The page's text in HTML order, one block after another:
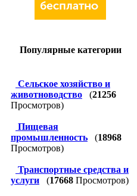
Популярные категории
Сельское хозяйство и
животноводство
(21256
Просмотров)
Пищевая
промышленность
(18968
Просмотров)
Транспортные средства и
услуги
(17668 Просмотров)